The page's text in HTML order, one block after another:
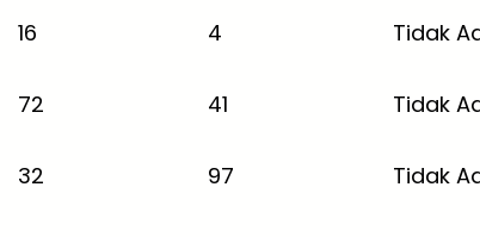
16 4
Tidak
72 41
Tidak
32 97
Tidak